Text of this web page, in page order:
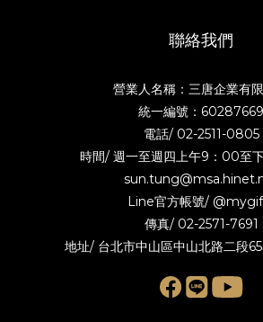
聯絡我們
營業人名稱：三唐企業有
統一編號：60287669
電話/ 02-2511-0805
時間/ 週一至週四上午9：00至
Line官方帳號/
傳真/ 02-2571-7691
地址/ 台北市中山區中山北路二段